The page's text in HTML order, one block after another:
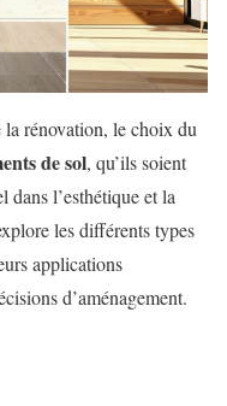
rénovation, le choix du
de sol, qu’ils soient
dans l’esthétique et la
les différents types
applications
d’aménagement.